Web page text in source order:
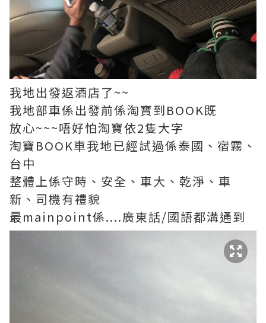
我地出發返酒店了~~
我地部車係出發前係淘寶到BOOK既
放心~~~唔好怕淘寶依2隻大字
淘寶BOOK車我地已經試過係泰國、宿霧、
台中
整體上係守時、安全、車大、乾淨、車
新、司機有禮貌
最mainpoint係....廣東話/國語都溝通到